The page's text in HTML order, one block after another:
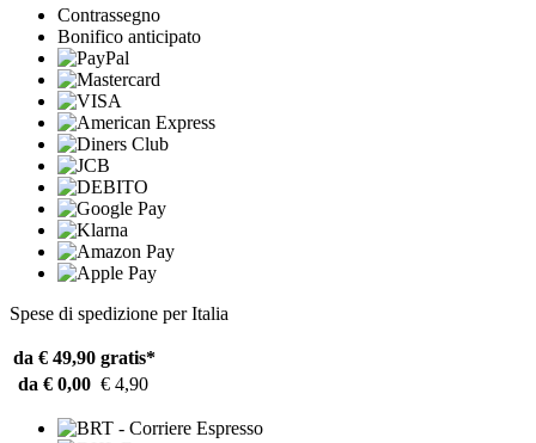
Contrassegno
Bonifico anticipato
Spese di spedizione per Italia
da € 49,90 gratis*
da € 0,00 € 4,90